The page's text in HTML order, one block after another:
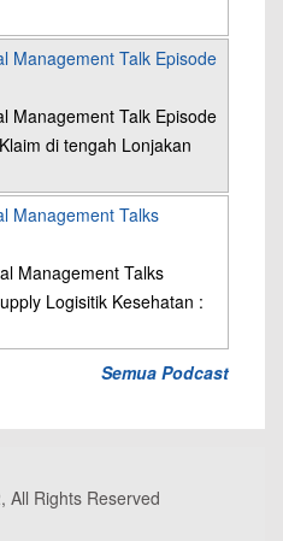
Management Talk Episode
Management Talk Episode
di tengah Lonjakan
Management Talks
Management Talks
Logisitik Kesehatan :
Semua Podcast
All Rights Reserved